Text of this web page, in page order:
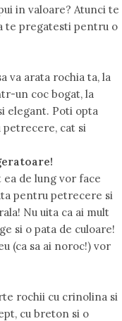
in valoare? Atunci te
te pregatesti pentru o
va arata rochia ta, la
un coc bogat, la
elegant. Poti opta
cat si
ea de lung vor face
pentru petrecere si
Nu uita ca ai mult
si o pata de culoare!
(ca sa ai noroc!) vor
rochii cu crinolina si
cu breton si o